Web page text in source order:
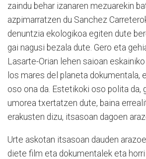
zaindu behar izanaren mezuarekin
azpimarratzen du Sanchez
denuntzia ekologikoa egiten dute
gai nagusi bezala dute. Gero eta
Lasarte-Orian lehen saioan
los mares del planeta dokumentala,
oso ona da. Estetikoki oso polita da,
umorea txertatzen dute, baina
erakusten dizu, itsasoan dagoen
Urte askotan itsasoan dauden
diete film eta dokumentalek eta